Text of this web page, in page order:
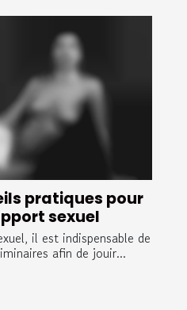
pratiques pour
sexuel
il est indispensable de
afin de jouir...